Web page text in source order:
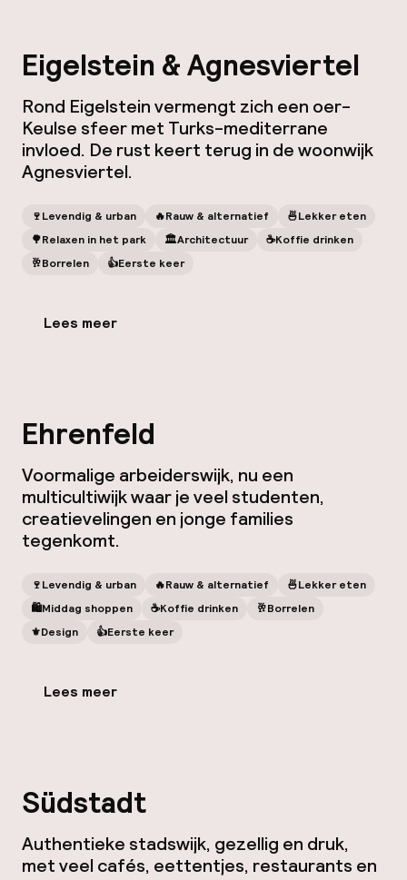
Eigelstein & Agnesviertel
Rond Eigelstein vermengt zich een oer-
Keulse sfeer met Turks-mediterrane
invloed. De rust keert terug in de woonwijk
Agnesviertel.
🍷Levendig & urban 🔥Rauw & alternatief 🍜Lekker eten
🌳Relaxen in het park 🏛️Architectuur ☕️Koffie drinken
🥂Borrelen 👍Eerste keer
Lees meer
Ehrenfeld
Voormalige arbeiderswijk, nu een
multicultiwijk waar je veel studenten,
creatievelingen en jonge families
tegenkomt.
🍷Levendig & urban 🔥Rauw & alternatief 🍜Lekker eten
🛍Middag shoppen ☕️Koffie drinken 🥂Borrelen
⚜️Design 👍Eerste keer
Lees meer
Südstadt
Authentieke stadswijk, gezellig en druk,
met veel cafés, eettentjes, restaurants en